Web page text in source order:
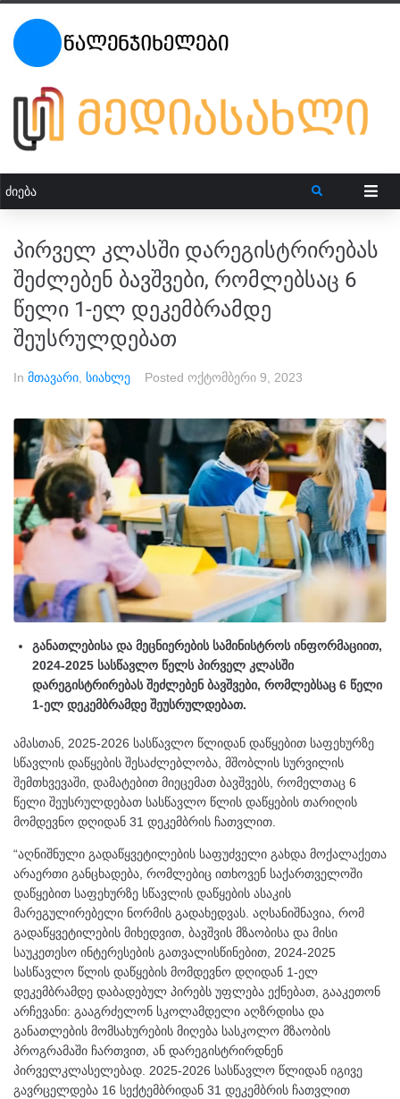
პირველ კლასში დარეგისტრირებას
შეძლებენ ბავშვები, რომლებსაც 6
წელი 1-ელ დეკემბრამდე
შეუსრულდებათ
In მთავარი სიახლე Posted ოქტომბერი 9, 2023
განათლებისა და მეცნიერების სამინისტროს ინფორმაციით,
2024-2025 სასწავლო წელს პირველ კლასში
დარეგისტრირებას შეძლებენ ბავშვები, რომლებსაც 6 წელი
1-ელ დეკემბრამდე შეუსრულდებათ.
ამასთან, 2025-2026 სასწავლო წლიდან დაწყებით საფეხურზე
სწავლის დაწყების შესაძლებლობა, მშობლის სურვილის
შემთხვევაში, დამატებით მიეცემათ ბავშვებს, რომელთაც 6
წელი შეუსრულდებათ სასწავლო წლის დაწყების თარიღის
მომდევნო დღიდან 31 დეკემბრის ჩათვლით.
“აღნიშნული გადაწყვეტილების საფუძველი გახდა მოქალაქეთა
არაერთი განცხადება, რომლებიც ითხოვენ საქართველოში
დაწყებით საფეხურზე სწავლის დაწყების ასაკის
მარეგულირებელი ნორმის გადახედვას. აღსანიშნავია, რომ
გადაწყვეტილების მიხედვით, ბავშვის მზაობისა და მისი
საუკეთესო ინტერესების გათვალისწინებით, 2024-2025
სასწავლო წლის დაწყების მომდევნო დღიდან 1-ელ
დეკემბრამდე დაბადებულ პირებს უფლება ექნებათ, გააკეთონ
არჩევანი: გააგრძელონ სკოლამდელი აღზრდისა და
განათლების მომსახურების მიღება სასკოლო მზაობის
პროგრამაში ჩართვით, ან დარეგისტრირდნენ
პირველკლასელებად. 2025-2026 სასწავლო წლიდან იგივე
გავრცელდება 16 სექტემბრიდან 31 დეკემბრის ჩათვლით